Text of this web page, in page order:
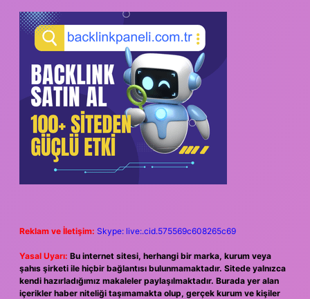
Reklam ve İletişim: Skype: live:.cid.575569c608265c69
Yasal Uyarı: Bu internet sitesi, herhangi bir marka, kurum veya
şahıs şirketi ile hiçbir bağlantısı bulunmamaktadır. Sitede yalnızca
kendi hazırladığımız makaleler paylaşılmaktadır. Burada yer alan
içerikler haber niteliği taşımamakta olup, gerçek kurum ve kişiler